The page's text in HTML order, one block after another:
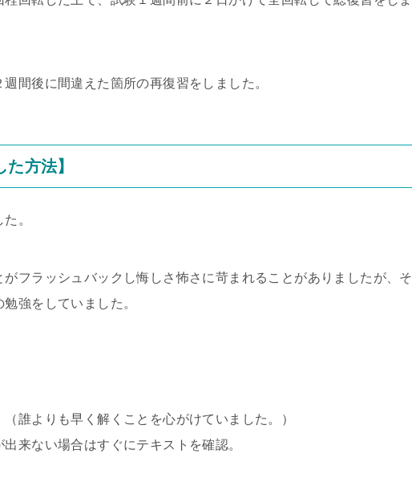
間後に間違えた箇所の再復習をしました。
方法】
。
フラッシュバックし悔しさ怖さに苛まれることがありましたが、そ
強をしていました。
誰よりも早く解くことを心がけていました。）
来ない場合はすぐにテキストを確認。